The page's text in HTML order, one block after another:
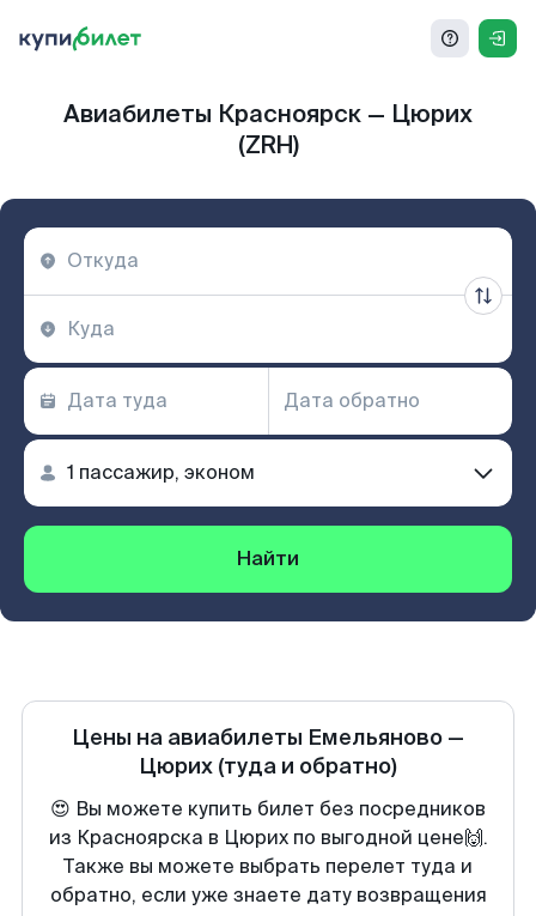
Авиабилеты Красноярск — Цюрих
(ZRH)
Найти
Цены на авиабилеты Емельяново —
Цюрих (туда и обратно)
😍 Вы можете купить билет без посредников
из Красноярска в Цюрих по выгодной цене🙌.
Также вы можете выбрать перелет туда и
обратно, если уже знаете дату возвращения